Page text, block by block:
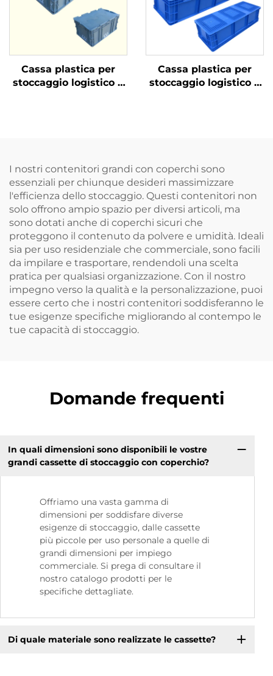
Cassa plastica per
stoccaggio logistico e
Cassa plastica per
stoccaggio logistico e
I nostri contenitori grandi con coperchi sono
essenziali per chiunque desideri massimizzare
l'efficienza dello stoccaggio. Questi contenitori non
solo offrono ampio spazio per diversi articoli, ma
sono dotati anche di coperchi sicuri che
proteggono il contenuto da polvere e umidità. Ideali
sia per uso residenziale che commerciale, sono facili
da impilare e trasportare, rendendoli una scelta
pratica per qualsiasi organizzazione. Con il nostro
impegno verso la qualità e la personalizzazione, puoi
essere certo che i nostri contenitori soddisferanno le
tue esigenze specifiche migliorando al contempo le
tue capacità di stoccaggio.
Domande frequenti
In quali dimensioni sono disponibili le vostre
grandi cassette di stoccaggio con coperchio?
Offriamo una vasta gamma di
dimensioni per soddisfare diverse
esigenze di stoccaggio, dalle cassette
più piccole per uso personale a quelle di
grandi dimensioni per impiego
commerciale. Si prega di consultare il
nostro catalogo prodotti per le
specifiche dettagliate.
Di quale materiale sono realizzate le cassette?